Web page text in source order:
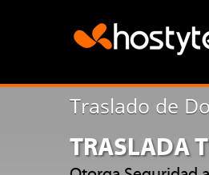
Traslado de
TRASLADA